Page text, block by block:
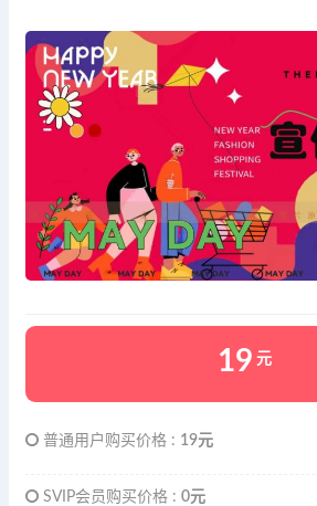
19 元
普通用户购买价格 : 19元
SVIP会员购买价格 : 0元